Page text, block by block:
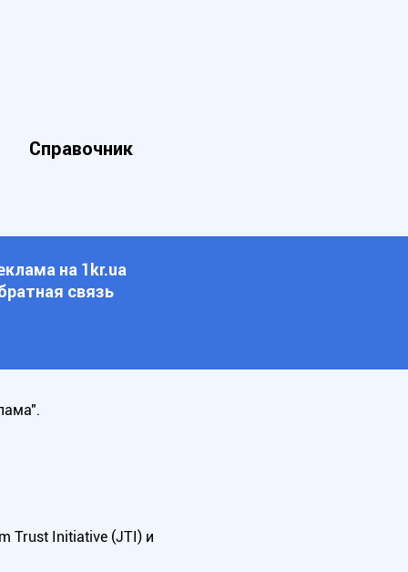
Справочник
на 1kr.ua
связь
Trust Initiative (JTI) и